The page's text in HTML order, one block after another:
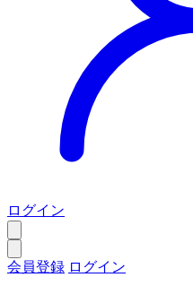
ログイン
会員登録 ログイン